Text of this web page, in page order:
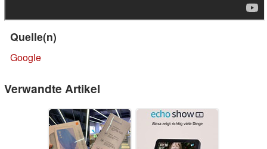
Quelle(n)
Google
Verwandte Artikel